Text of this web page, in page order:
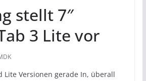
stellt 7″
3 Lite vor
Lite Versionen gerade In, überall